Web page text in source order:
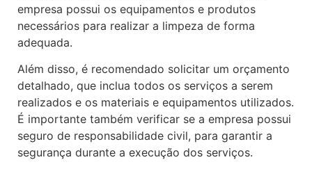
empresa possui os equipamentos e produtos
necessários para realizar a limpeza de forma
adequada.
Além disso, é recomendado solicitar um orçamento
detalhado, que inclua todos os serviços a serem
realizados e os materiais e equipamentos utilizados.
É importante também verificar se a empresa possui
seguro de responsabilidade civil, para garantir a
segurança durante a execução dos serviços.